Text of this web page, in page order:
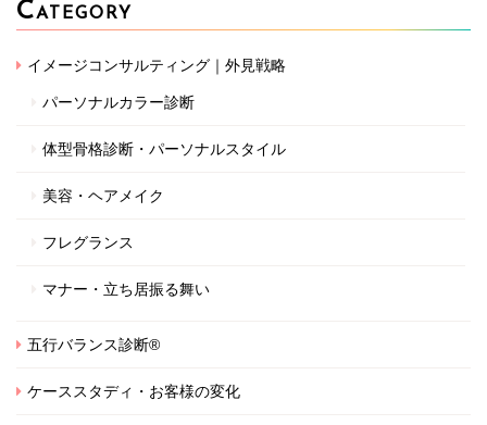
CATEGORY
イメージコンサルティング｜外見戦略
パーソナルカラー診断
体型骨格診断・パーソナルスタイル
美容・ヘアメイク
フレグランス
マナー・立ち居振る舞い
五行バランス診断®
ケーススタディ・お客様の変化